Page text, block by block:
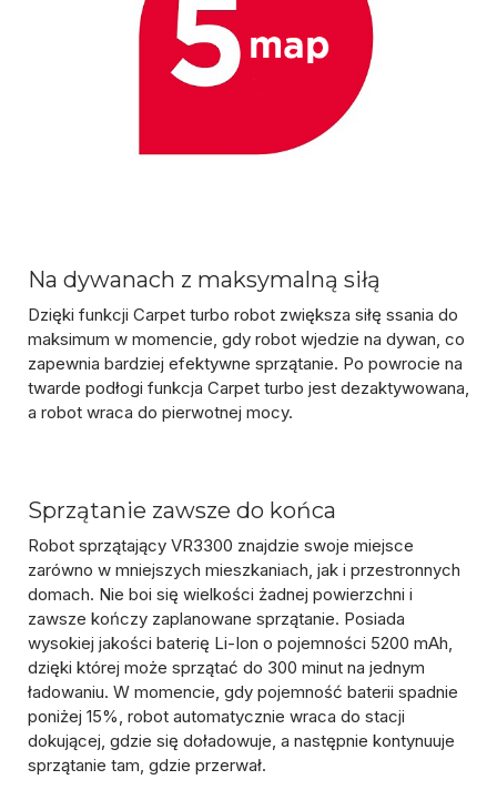
Na dywanach z maksymalną siłą
Dzięki funkcji Carpet turbo robot zwiększa siłę ssania do
maksimum w momencie, gdy robot wjedzie na dywan , co
zapewnia bardziej efektywne sprzątanie. Po powrocie na
twarde podłogi funkcja Carpet turbo jest dezaktywowana,
a robot wraca do pierwotnej mocy.
Sprzątanie zawsze do końca
Robot sprzątający VR3300 znajdzie swoje miejsce
zarówno w mniejszych mieszkaniach, jak i przestronnych
domach. Nie boi się wielkości żadnej powierzchni i
zawsze kończy zaplanowane sprzątanie. Posiada
wysokiej jakości baterię Li-Ion o pojemności 5200 mAh,
dzięki której może sprzątać do 300 minut na jednym
ładowaniu. W momencie, gdy pojemność baterii spadnie
poniżej 15%, robot automatycznie wraca do stacji
dokującej, gdzie się doładowuje, a następnie kontynuuje
sprzątanie tam, gdzie przerwał.